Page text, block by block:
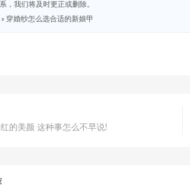
，我们将及时更正或删除。
» 穿婚纱怎么选合适的新娘甲
的美颜 这种事怎么不早说!